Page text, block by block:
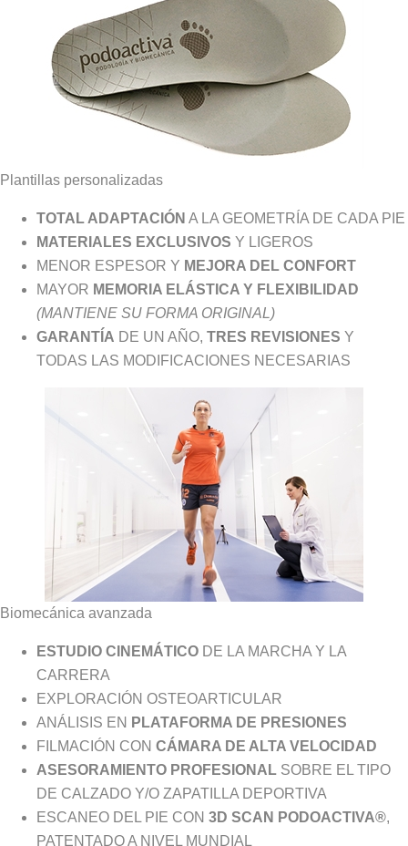
Plantillas personalizadas
TOTAL ADAPTACIÓN A LA GEOMETRÍA DE CADA PIE
MATERIALES EXCLUSIVOS Y LIGEROS
MENOR ESPESOR Y MEJORA DEL CONFORT
MAYOR MEMORIA ELÁSTICA Y FLEXIBILIDAD
(MANTIENE SU FORMA ORIGINAL)
GARANTÍA DE UN AÑO, TRES REVISIONES Y
TODAS LAS MODIFICACIONES NECESARIAS
Biomecánica avanzada
ESTUDIO CINEMÁTICO DE LA MARCHA Y LA
CARRERA
EXPLORACIÓN OSTEOARTICULAR
ANÁLISIS EN PLATAFORMA DE PRESIONES
FILMACIÓN CON CÁMARA DE ALTA VELOCIDAD
ASESORAMIENTO PROFESIONAL SOBRE EL TIPO
DE CALZADO Y/O ZAPATILLA DEPORTIVA
ESCANEO DEL PIE CON 3D SCAN PODOACTIVA®,
PATENTADO A NIVEL MUNDIAL